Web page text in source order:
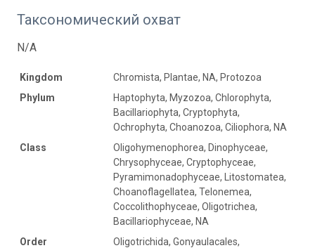
Таксономический охват
N/A
Kingdom
Chromista, Plantae, NA, Protozoa
Phylum
Haptophyta, Myzozoa, Chlorophyta,
Bacillariophyta, Cryptophyta,
Ochrophyta, Choanozoa, Ciliophora, NA
Class
Oligohymenophorea, Dinophyceae,
Chrysophyceae, Cryptophyceae,
Pyramimonadophyceae, Litostomatea,
Choanoflagellatea, Telonemea,
Coccolithophyceae, Oligotrichea,
Bacillariophyceae, NA
Order
Oligotrichida, Gonyaulacales,